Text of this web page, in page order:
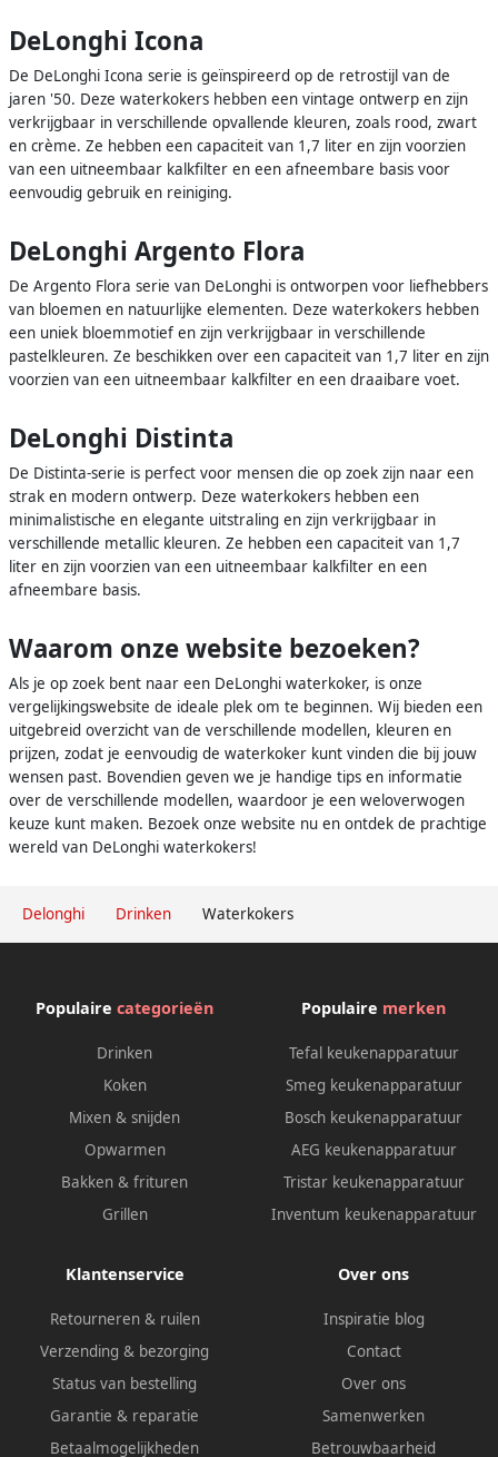
Delonghi Drinken Waterkokers
DeLonghi Icona
De DeLonghi Icona serie is geïnspireerd op de retrostijl van de
jaren '50. Deze waterkokers hebben een vintage ontwerp en zijn
verkrijgbaar in verschillende opvallende kleuren, zoals rood, zwart
en crème. Ze hebben een capaciteit van 1,7 liter en zijn voorzien
van een uitneembaar kalkfilter en een afneembare basis voor
eenvoudig gebruik en reiniging.
DeLonghi Argento Flora
De Argento Flora serie van DeLonghi is ontworpen voor liefhebbers
van bloemen en natuurlijke elementen. Deze waterkokers hebben
een uniek bloemmotief en zijn verkrijgbaar in verschillende
pastelkleuren. Ze beschikken over een capaciteit van 1,7 liter en zijn
voorzien van een uitneembaar kalkfilter en een draaibare voet.
DeLonghi Distinta
De Distinta-serie is perfect voor mensen die op zoek zijn naar een
strak en modern ontwerp. Deze waterkokers hebben een
minimalistische en elegante uitstraling en zijn verkrijgbaar in
verschillende metallic kleuren. Ze hebben een capaciteit van 1,7
liter en zijn voorzien van een uitneembaar kalkfilter en een
afneembare basis.
Waarom onze website bezoeken?
Als je op zoek bent naar een DeLonghi waterkoker, is onze
vergelijkingswebsite de ideale plek om te beginnen. Wij bieden een
uitgebreid overzicht van de verschillende modellen, kleuren en
prijzen, zodat je eenvoudig de waterkoker kunt vinden die bij jouw
wensen past. Bovendien geven we je handige tips en informatie
over de verschillende modellen, waardoor je een weloverwogen
keuze kunt maken. Bezoek onze website nu en ontdek de prachtige
wereld van DeLonghi waterkokers!
Populaire categorieën
Drinken
Koken
Mixen & snijden
Opwarmen
Bakken & frituren
Grillen
Populaire merken
Tefal keukenapparatuur
Smeg keukenapparatuur
Bosch keukenapparatuur
AEG keukenapparatuur
Tristar keukenapparatuur
Inventum keukenapparatuur
Klantenservice
Retourneren & ruilen
Verzending & bezorging
Status van bestelling
Garantie & reparatie
Betaalmogelijkheden
Over ons
Inspiratie blog
Contact
Over ons
Samenwerken
Betrouwbaarheid